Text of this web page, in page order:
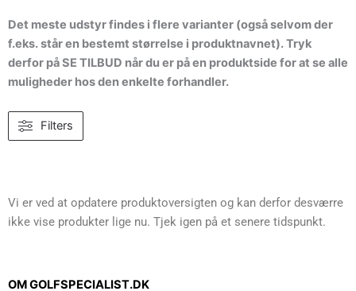
Det meste udstyr findes i flere varianter (også selvom der
f.eks. står en bestemt størrelse i produktnavnet). Tryk
derfor på SE TILBUD når du er på en produktside for at se alle
muligheder hos den enkelte forhandler.
Filters
Vi er ved at opdatere produktoversigten og kan derfor desværre
ikke vise produkter lige nu. Tjek igen på et senere tidspunkt.
OM GOLFSPECIALIST.DK